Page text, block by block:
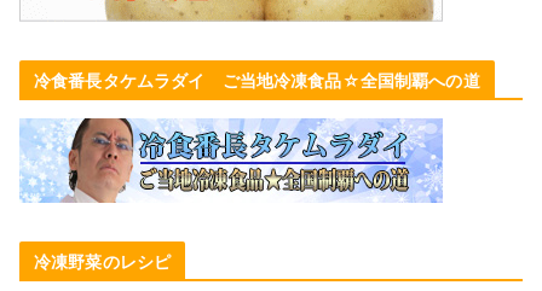
冷食番長タケムラダイ ご当地冷凍食品☆全国制覇への道
冷凍野菜のレシピ